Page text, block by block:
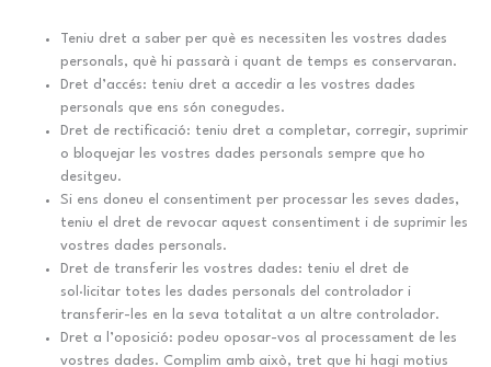
Teniu dret a saber per què es necessiten les vostres dades
personals, què hi passarà i quant de temps es conservaran.
Dret d’accés: teniu dret a accedir a les vostres dades
personals que ens són conegudes.
Dret de rectificació: teniu dret a completar, corregir, suprimir
o bloquejar les vostres dades personals sempre que ho
desitgeu.
Si ens doneu el consentiment per processar les seves dades,
teniu el dret de revocar aquest consentiment i de suprimir les
vostres dades personals.
Dret de transferir les vostres dades: teniu el dret de
sol·licitar totes les dades personals del controlador i
transferir-les en la seva totalitat a un altre controlador.
Dret a l’oposició: podeu oposar-vos al processament de les
vostres dades. Complim amb això, tret que hi hagi motius